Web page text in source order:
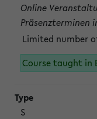
Online
Präsenzterminen
Limited number
Course taught in
S